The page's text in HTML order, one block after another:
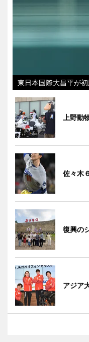
東日本国際大昌平が
上野動
佐々木
復興の
アジア